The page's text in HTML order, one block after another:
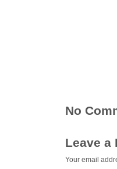
No
Leave a
Your email